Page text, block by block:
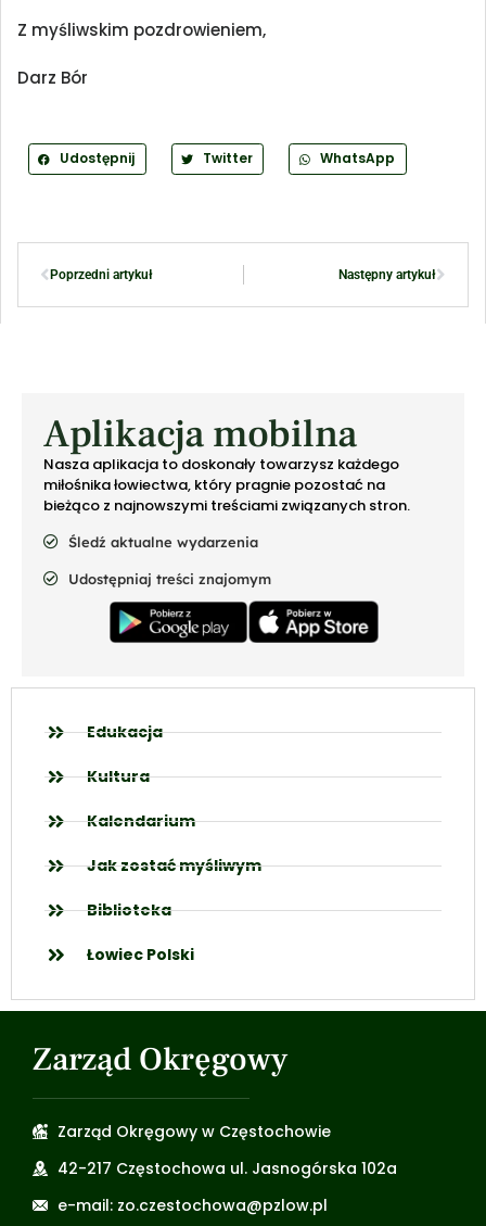
Z myśliwskim pozdrowieniem,
Darz Bór
Udostępnij Twitter WhatsApp
Poprzedni artykuł Następny artykuł
Aplikacja mobilna
Nasza aplikacja to doskonały towarzysz każdego
miłośnika łowiectwa, który pragnie pozostać na
bieżąco z najnowszymi treściami związanych stron.
Śledź aktualne wydarzenia
Udostępniaj treści znajomym
Edukacja
Kultura
Kalendarium
Jak zostać myśliwym
Biblioteka
Łowiec Polski
Zarząd Okręgowy
Zarząd Okręgowy w Częstochowie
42-217 Częstochowa ul. Jasnogórska 102a
e-mail: zo.czestochowa@pzlow.pl